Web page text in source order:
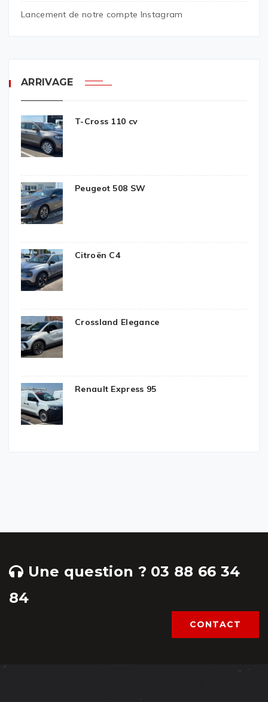
Lancement de notre compte Instagram
ARRIVAGE
T-Cross 110 cv
Peugeot 508 SW
Citroën C4
Crossland Elegance
Renault Express 95
Une question ? 03 88 66 34
84
CONTACT